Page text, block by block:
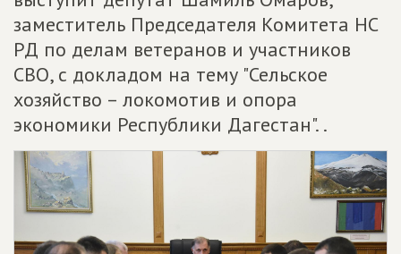
заместитель Председателя Комитета НС
РД по делам ветеранов и участников
СВО, с докладом на тему "Сельское
хозяйство – локомотив и опора
экономики Республики Дагестан". .